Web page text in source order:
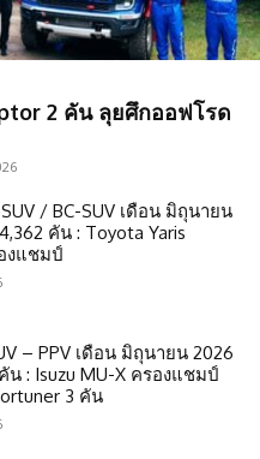
2 คัน ลุยศึกออฟโรด
/ BC-SUV เดือน มิถุนายน
คัน : Toyota Yaris
งแชมป์
– PPV เดือน มิถุนายน 2026
น : Isuzu MU-X ครองแชมป์
3 คัน